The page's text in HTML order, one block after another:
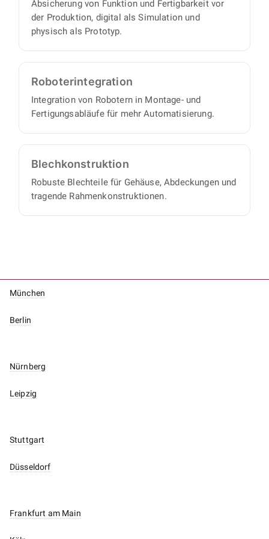
Absicherung von Funktion und Fertigbarkeit vor
der Produktion, digital als Simulation und
physisch als Prototyp.
Roboter­integration
Integration von Robotern in Montage- und
Fertigungsabläufe für mehr Automatisierung.
Blech­konstruktion
Robuste Blechteile für Gehäuse, Abdeckungen und
tragende Rahmenkonstruktionen.
München
Berlin
Nürnberg
Leipzig
Stuttgart
Düsseldorf
Frankfurt am Main